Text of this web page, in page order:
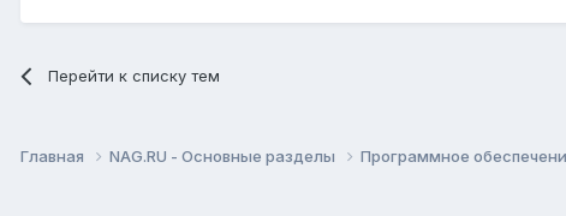
Перейти к списку тем
Главная NAG.RU - Основные разделы Программное